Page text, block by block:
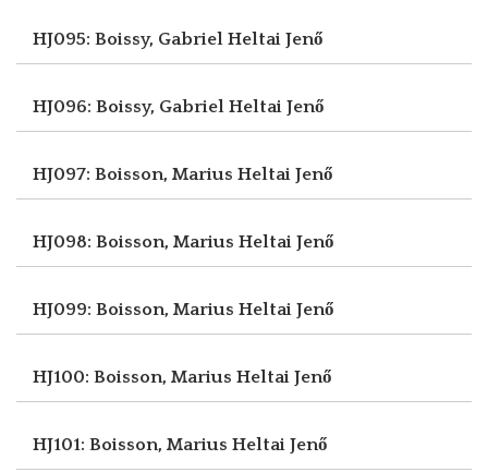
HJ095: Boissy, Gabriel Heltai Jenő
HJ096: Boissy, Gabriel Heltai Jenő
HJ097: Boisson, Marius Heltai Jenő
HJ098: Boisson, Marius Heltai Jenő
HJ099: Boisson, Marius Heltai Jenő
HJ100: Boisson, Marius Heltai Jenő
HJ101: Boisson, Marius Heltai Jenő